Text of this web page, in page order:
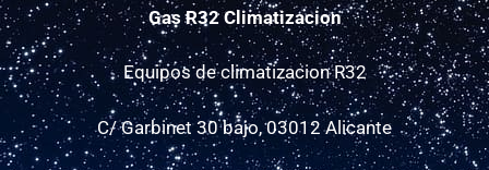
Gas R32 Climatizacion
Equipos de climatizacion R32
C/ Garbinet 30 bajo, 03012 Alicante